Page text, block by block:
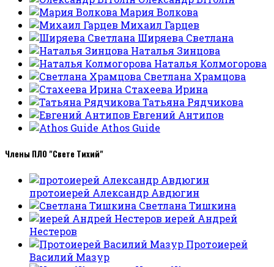
Мария Волкова
Михаил Гарцев
Ширяева Светлана
Наталья Зинцова
Наталья Колмогорова
Светлана Храмцова
Стахеева Ирина
Татьяна Рядчикова
Евгений Антипов
Athos Guide
Члены ПЛО "Свете Тихий"
протоиерей Александр Авдюгин
Светлана Тишкина
иерей Андрей
Нестеров
Протоиерей
Василий Мазур